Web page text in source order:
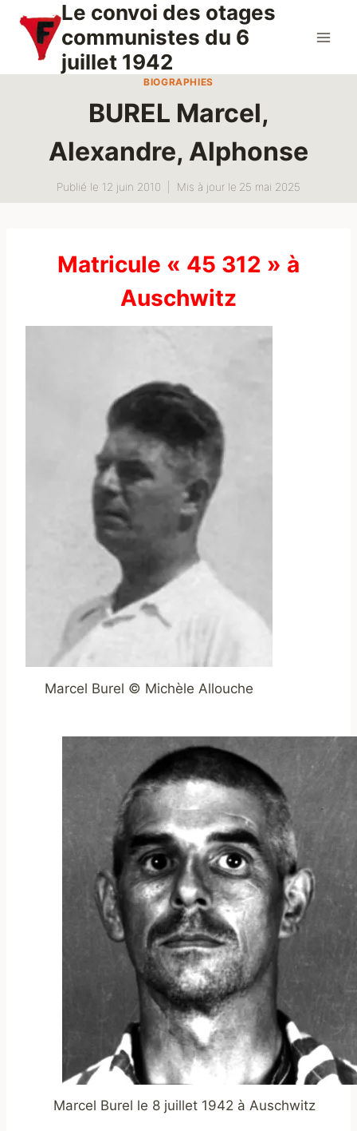
contenu
Le convoi des otages
communistes du 6
juillet 1942
BIOGRAPHIES
BUREL Marcel,
Alexandre, Alphonse
Publié le 12 juin 2010 Mis à jour le 25 mai 2025
Matricule « 45 312 » à
Auschwitz
Marcel Burel © Michèle Allouche
Marcel Burel le 8 juillet 1942 à Auschwitz